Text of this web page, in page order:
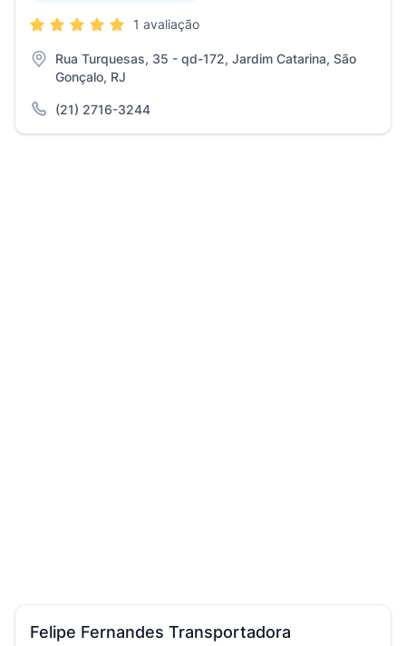
1 avaliação
Rua Turquesas, 35 - qd-172, Jardim Catarina, São
Gonçalo, RJ
(21) 2716-3244
Felipe Fernandes Transportadora